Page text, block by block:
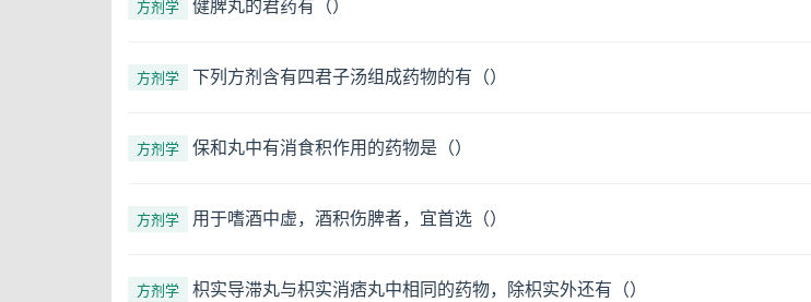
方剂学
方剂学 下列方剂含有四君子汤组成药物的有（）
方剂学 保和丸中有消食积作用的药物是（）
方剂学 用于嗜酒中虚，酒积伤脾者，宜首选（）
方剂学 枳实导滞丸与枳实消痞丸中相同的药物，除枳实外还有（）